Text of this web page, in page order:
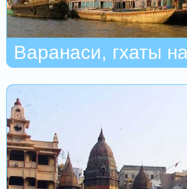
Варанаси, гхаты